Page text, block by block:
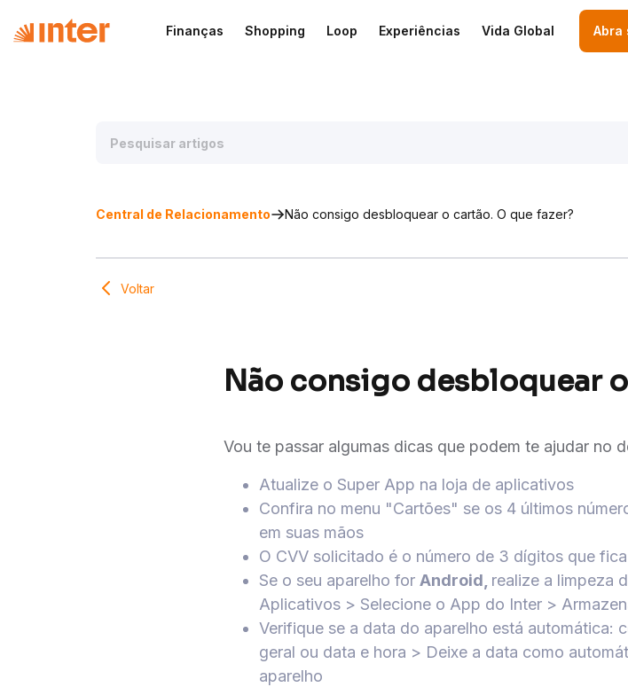
Finanças Shopping Loop Experiências Vida Global Abra
Central de Relacionamento Não consigo desbloquear o cartão. O que fazer?
Voltar
Não consigo desbloquear
Vou te passar algumas dicas que podem te ajudar no
Atualize o Super App na loja de aplicativos
Confira no menu "Cartões" se os 4 últimos
em suas mãos
O CVV solicitado é o número de 3 dígitos que
Se o seu aparelho for Android, realize a limpeza
Aplicativos > Selecione o App do Inter >
Verifique se a data do aparelho está automática:
geral ou data e hora > Deixe a data como
aparelho